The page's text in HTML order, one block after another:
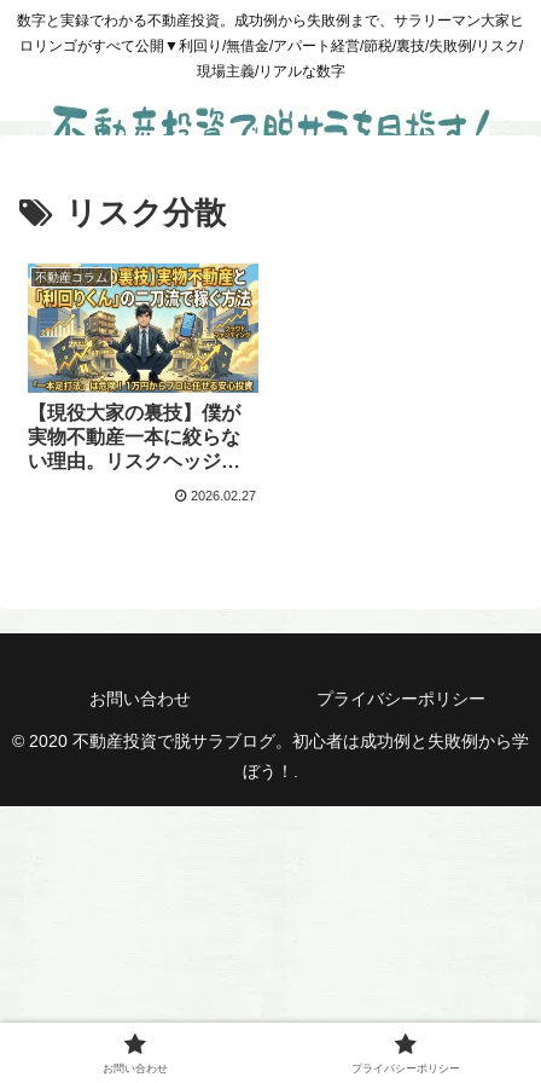
数字と実録でわかる不動産投資。成功例から失敗例まで、サラリーマン大家ヒ
ロリンゴがすべて公開▼利回り/無借金/アパート経営/節税/裏技/失敗例/リスク/
現場主義/リアルな数字
リスク分散
不動産コラム
【現役大家の裏技】僕が
実物不動産一本に絞らな
い理由。リスクヘッジの
救世主「利回りくん」と
2026.02.27
お問い合わせ プライバシーポリシー
© 2020 不動産投資で脱サラブログ。初心者は成功例と失敗例から学
ぼう！.
お問い合わせ プライバシーポリシー